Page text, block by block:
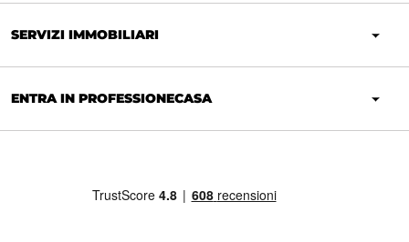
SERVIZI IMMOBILIARI
ENTRA IN PROFESSIONECASA